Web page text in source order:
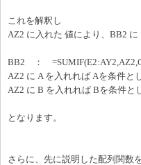
これを解釈し
AZ2 に入れた 値により、BB2
BB2 ：
AZ2 に A を入れれば Aを条件と
AZ2 に B を入れれば Bを条件と
となります。
さらに、先に説明した配列関数